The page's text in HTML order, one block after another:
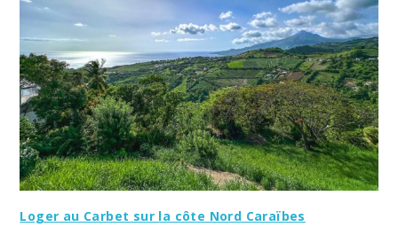
Loger au Carbet sur la côte Nord Caraïbes